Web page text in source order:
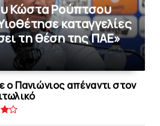
Κώστα Ρούπτσου
καταγγελίες
τη θέση της ΠAΕ»
ο Πανιώνιος απέναντι στoν